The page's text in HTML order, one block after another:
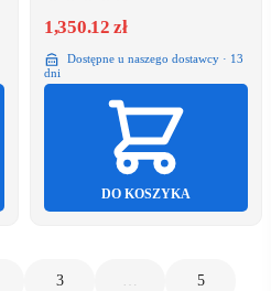
1,350.12 zł
Dostępne u naszego dostawcy · 13
dni
DO KOSZYKA
3 … 5